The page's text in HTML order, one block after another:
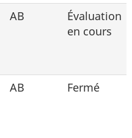
AB
Évaluation
en cours
AB Fermé